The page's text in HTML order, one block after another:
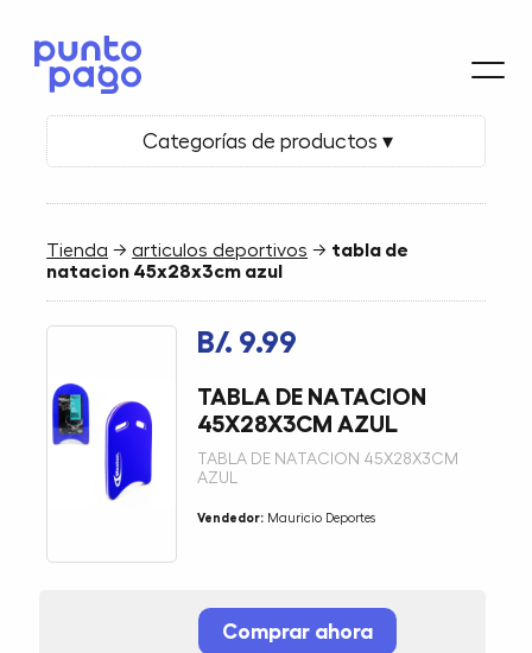
Categorías de productos ▾
Tienda →articulos deportivos → tabla de
natacion 45x28x3cm azul
B/. 9.99
TABLA DE NATACION
45X28X3CM AZUL
TABLA DE NATACION 45X28X3CM
AZUL
Vendedor: Mauricio Deportes
Comprar ahora